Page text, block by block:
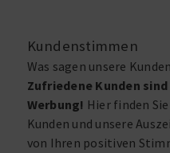
Kundenstimmen
Was sagen unsere Kunden
Zufriedene Kunden
Werbung! Hier finden
Kunden und unsere
von Ihren positiven